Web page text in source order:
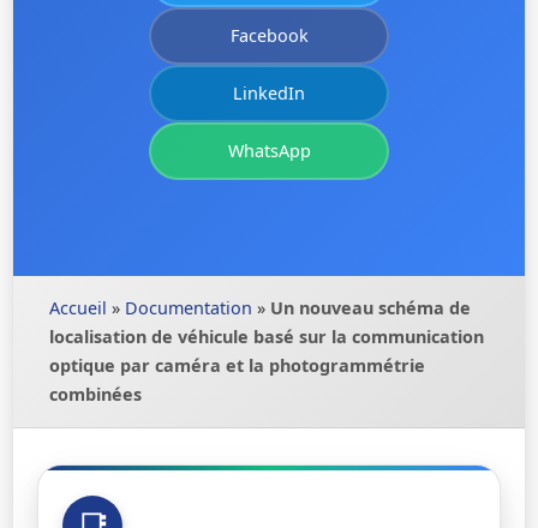
Facebook
LinkedIn
WhatsApp
Accueil » Documentation » Un nouveau schéma de
localisation de véhicule basé sur la communication
optique par caméra et la photogrammétrie
combinées